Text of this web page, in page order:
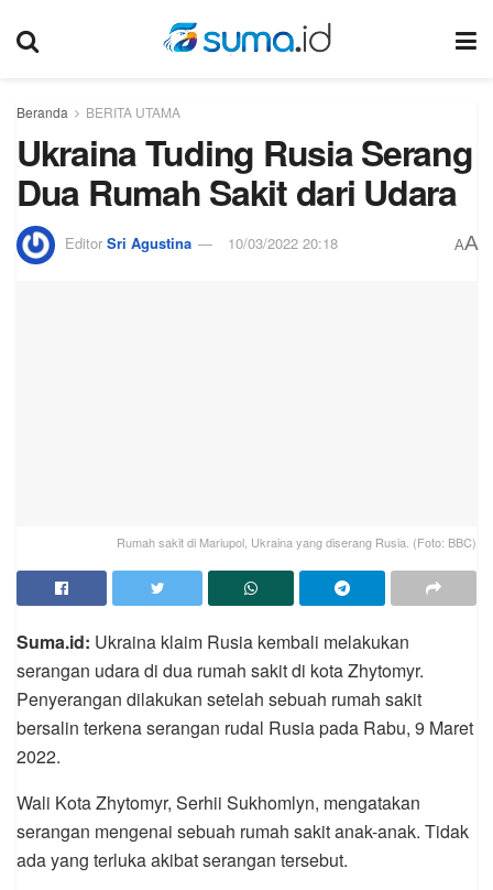
Beranda BERITA UTAMA
Ukraina Tuding Rusia Serang
Dua Rumah Sakit dari Udara
Editor Sri Agustina 10/03/2022 20:18 AA
Rumah sakit di Mariupol, Ukraina yang diserang Rusia. (Foto: BBC)
Suma.id: Ukraina klaim Rusia kembali melakukan
serangan udara di dua rumah sakit di kota Zhytomyr.
Penyerangan dilakukan setelah sebuah rumah sakit
bersalin terkena serangan rudal Rusia pada Rabu, 9 Maret
2022.
Wali Kota Zhytomyr, Serhii Sukhomlyn, mengatakan
serangan mengenai sebuah rumah sakit anak-anak. Tidak
ada yang terluka akibat serangan tersebut.